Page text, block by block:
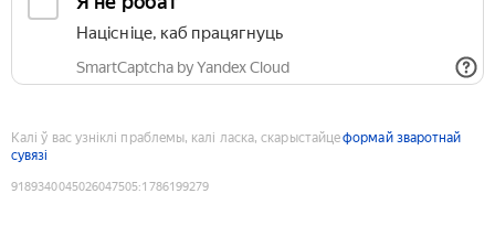
Націсніце, каб працягнуць
SmartCaptcha by Yandex Cloud
Калі ў вас узніклі праблемы, калі ласка, скарыстайцеформай зваротнай
сувязі
9189340045026047505:1786199279